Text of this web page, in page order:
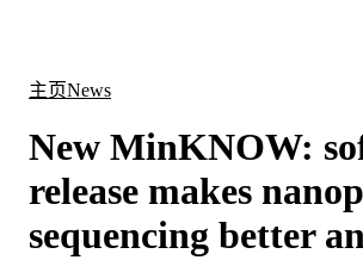
主页News
New MinKNOW:
release makes
sequencing better